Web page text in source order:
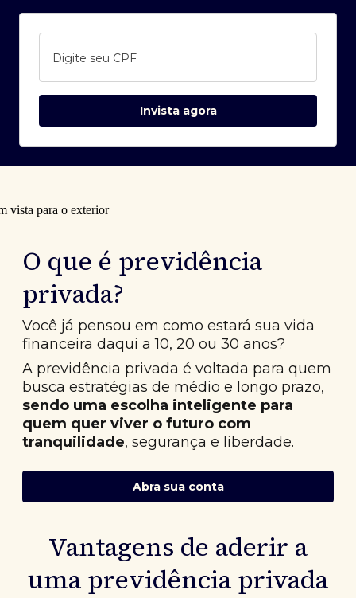
Digite seu CPF
Invista agora
O que é previdência
privada?
Você já pensou em como estará sua vida
financeira daqui a 10, 20 ou 30 anos?
A previdência privada é voltada para quem
busca estratégias de médio e longo prazo,
sendo uma escolha inteligente para
quem quer viver o futuro com
tranquilidade, segurança e liberdade.
Abra sua conta
Vantagens de aderir a
uma previdência privada